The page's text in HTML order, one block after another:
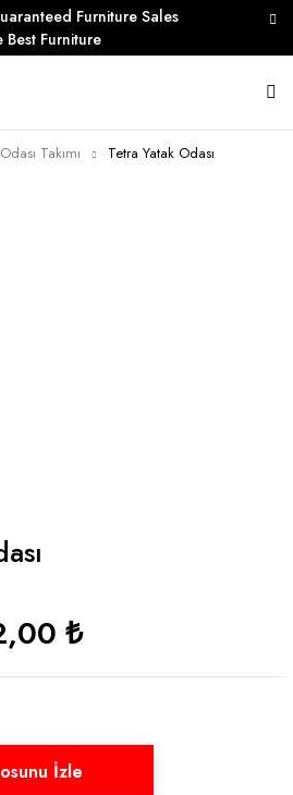
Furniture Sales
Best Furniture
Takımı Tetra Yatak Odası
₺
İzle